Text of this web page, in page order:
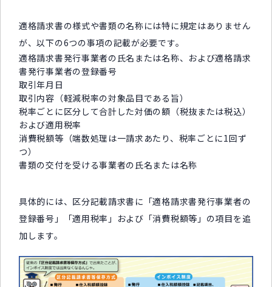
適格請求書の様式や書類の名称には特に規定はありません
が、以下の6つの事項の記載が必要です。
適格請求書発行事業者の氏名または名称、および適格請求
書発行事業者の登録番号
取引年月日
取引内容（軽減税率の対象品目である旨）
税率ごとに区分して合計した対価の額（税抜または税込）
および適用税率
消費税額等（端数処理は一請求あたり、税率ごとに1回ず
つ）
書類の交付を受ける事業者の氏名または名称
具体的には、区分記載請求書に「適格請求書発行事業者の
登録番号」「適用税率」および「消費税額等」の項目を追
加します。